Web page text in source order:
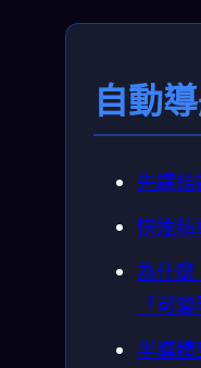
自動
先講
快速
為什
「可
半導